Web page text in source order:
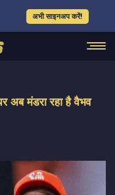
अभी साइनअप करें!
अब मंडरा रहा है वैभव